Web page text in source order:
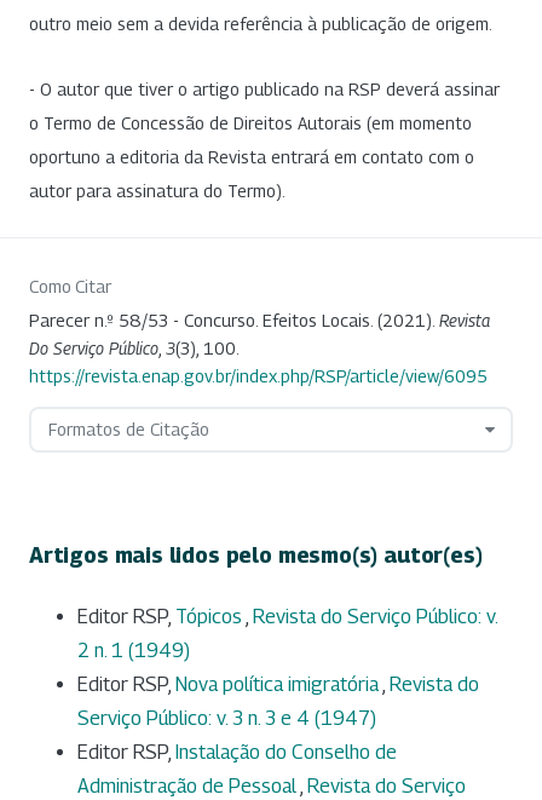
outro meio sem a devida referência à publicação de origem.
- O autor que tiver o artigo publicado na RSP deverá assinar
o Termo de Concessão de Direitos Autorais (em momento
oportuno a editoria da Revista entrará em contato com o
autor para assinatura do Termo).
Como Citar
Parecer n.º 58/53 - Concurso. Efeitos Locais. (2021). Revista
Do Serviço Público 3(3), 100.
https://revista.enap.gov.br/index.php/RSP/article/view/6095
Formatos de Citação
Artigos mais lidos pelo mesmo(s) autor(es)
Editor RSP, Tópicos , Revista do Serviço Público: v.
2 n. 1 (1949)
Editor RSP, Nova política imigratória, Revista do
Serviço Público: v. 3 n. 3 e 4 (1947)
Editor RSP, Instalação do Conselho de
Administração de Pessoal, Revista do Serviço